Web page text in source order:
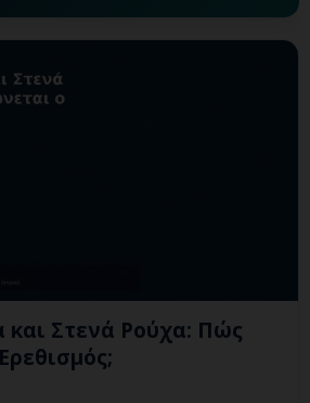
Στενά Ρούχα: Πώς